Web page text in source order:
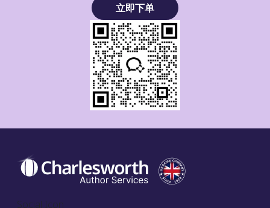
立即下单
Social Icon